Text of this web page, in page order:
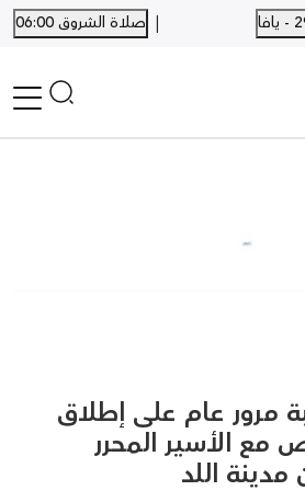
| صلاة الشروق 06:00
ارسل خبر
مرور عام على إطلاق
مع الأسير المحرر
اللد